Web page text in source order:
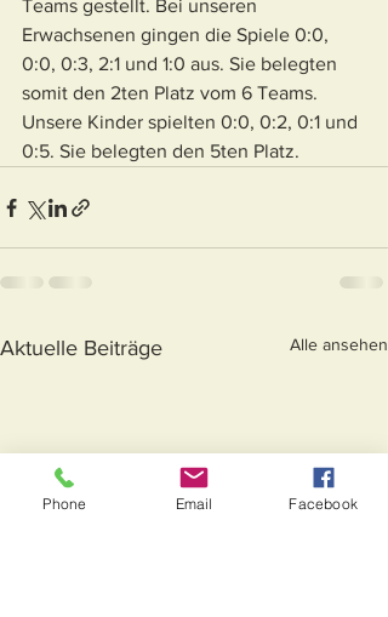
Teams gestellt. Bei unseren
Erwachsenen gingen die Spiele 0:0,
0:0, 0:3, 2:1 und 1:0 aus. Sie belegten
somit den 2ten Platz vom 6 Teams.
Unsere Kinder spielten 0:0, 0:2, 0:1 und
0:5. Sie belegten den 5ten Platz.
Aktuelle Beiträge Alle ansehen
Phone Email Facebook